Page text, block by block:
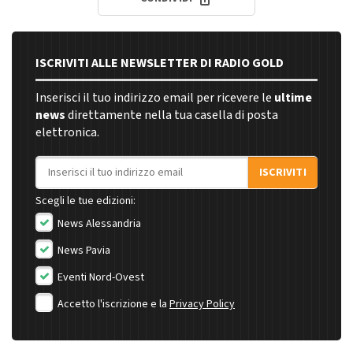
ISCRIVITI ALLE NEWSLETTER DI RADIO GOLD
Inserisci il tuo indirizzo email per ricevere le ultime
newsdirettamente nella tua casella di posta
elettronica.
Indirizzo email
ISCRIVITI
Scegli le tue edizioni:
News Alessandria
News Pavia
Eventi Nord-Ovest
Accetto l'iscrizione e la Privacy Policy